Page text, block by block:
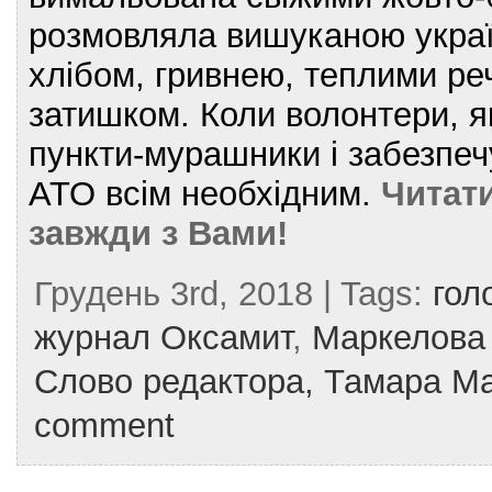
розмовляла вишуканою
хлібом, гривнею, теплими
затишком. Коли волонтери,
пункти-мурашники і
АТО всім необхідним.
завжди з Вами!
Грудень 3rd, 2018 | Tags:
журнал Оксамит,
Слово редактора, Тамара
comment